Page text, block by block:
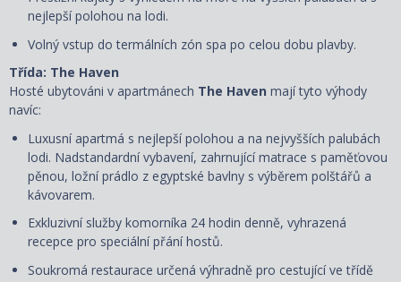
nejlepší polohou na lodi.
Volný vstup do termálních zón spa po celou dobu plavby.
Třída: The Haven
Hosté ubytováni v apartmánech The Haven mají tyto výhody
navíc:
Luxusní apartmá s nejlepší polohou a na nejvyšších palubách
lodi. Nadstandardní vybavení, zahrnující matrace s paměťovou
pěnou, ložní prádlo z egyptské bavlny s výběrem polštářů a
kávovarem.
Exkluzivní služby komorníka 24 hodin denně, vyhrazená
recepce pro speciální přání hostů.
Soukromá restaurace určená výhradně pro cestující ve třídě